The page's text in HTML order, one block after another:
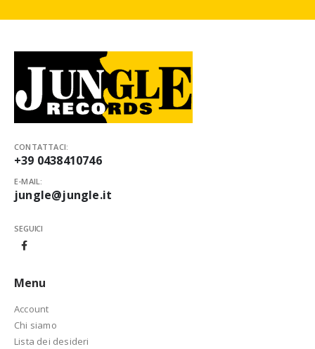
CONTATTACI:
+39 0438410746
E-MAIL:
jungle@jungle.it
SEGUICI
Menu
Account
Chi siamo
Lista dei desideri